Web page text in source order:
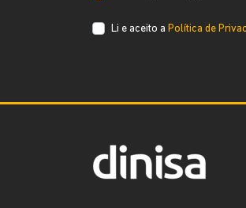
Li e aceito a Política de